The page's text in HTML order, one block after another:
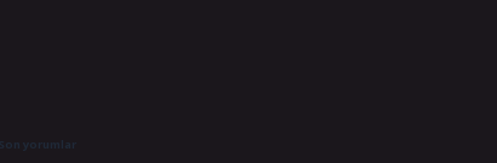
Son yorumlar